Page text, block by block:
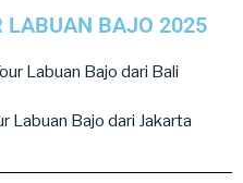
LABUAN BAJO 2025